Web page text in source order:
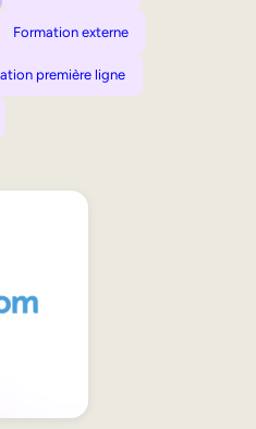
Formation externe
première ligne